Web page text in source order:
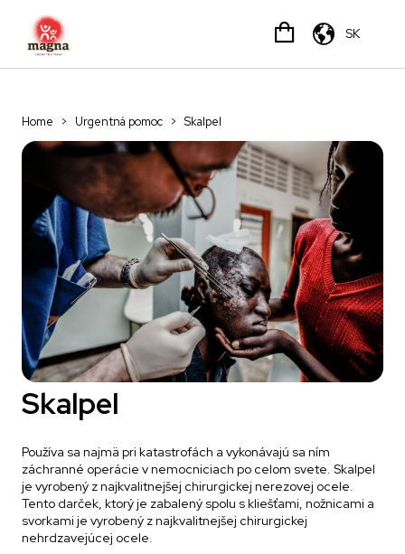
SK
Home > Urgentná pomoc > Skalpel
Skalpel
Používa sa najmä pri katastrofách a vykonávajú sa ním
záchranné operácie v nemocniciach po celom svete. Skalpel
je vyrobený z najkvalitnejšej chirurgickej nerezovej ocele.
Tento darček, ktorý je zabalený spolu s kliešťami, nožnicami a
svorkami je vyrobený z najkvalitnejšej chirurgickej
nehrdzavejúcej ocele.